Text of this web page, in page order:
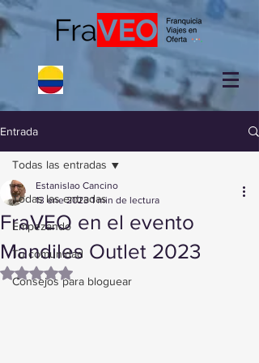
Entrada
Todas las entradas
Empezando
Tu comunidad
Consejos para bloguear
Todas las entradas
FraVEO en el evento
Mandiles Outlet 2023
Estanislao Cancino
13 ene 2023 1 min de lectura
Obtuvo NaN de 5 estrellas.